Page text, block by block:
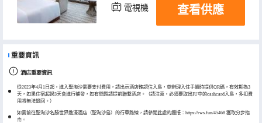
電視機 查看供應
重要資訊
酒店重要資訊
從2023年4月1日起，進入聖淘沙需要支付費用，請出示酒店確認信入島，並辦理入住手續時提供QR碼，有效期為3
天，如果住宿超過3天會進行補發，如有問題請提前聯繫酒店。（請注意，必須要取出IU中的cashcard入島，多扣費
用將無法退回。）
如需前往聖淘沙名勝世界逸濠酒店（聖淘沙島）的行車路線，請參閲此處的鏈接：https://rws.fun/45468 獲取分步指
南。